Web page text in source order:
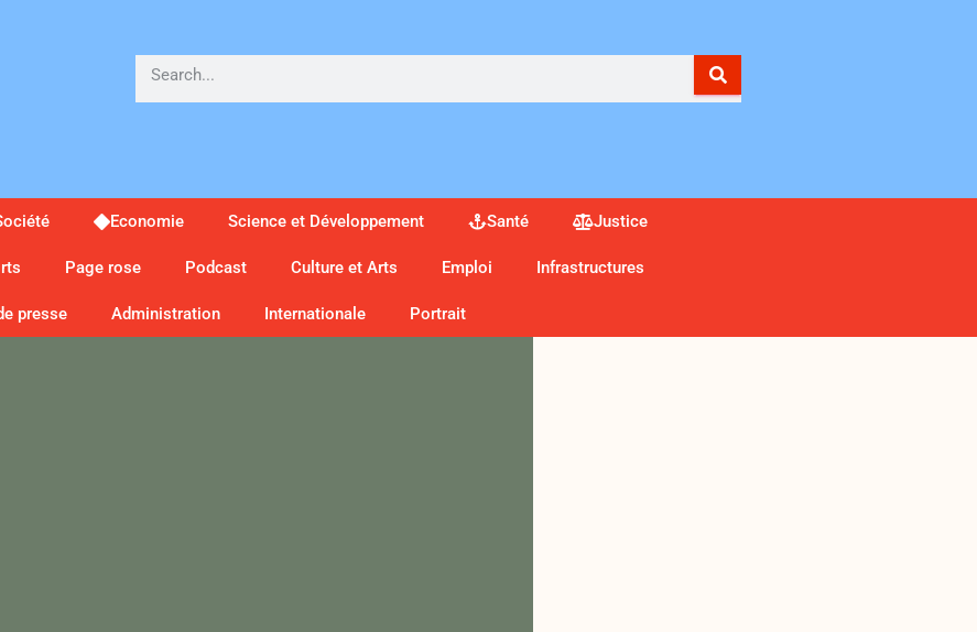
Economie Science et Développement Santé Justice
Page rose Podcast Culture et Arts Emploi Infrastructures
presse Administration Internationale Portrait